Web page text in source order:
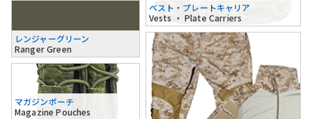
レンジャーグリーン
Ranger Green
ベスト・プレートキャリア
Vests ・ Plate Carriers
マガジンポーチ
Magazine Pouches